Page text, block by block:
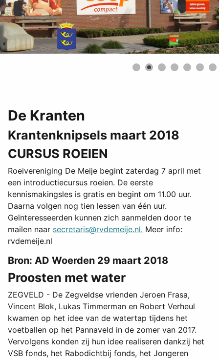
De Kranten
Krantenknipsels maart 2018
CURSUS ROEIEN
Roeivereniging De Meije begint zaterdag 7 april met
een introductiecursus roeien. De eerste
kennismakingsles is gratis en begint om 11.00 uur.
Daarna volgen nog tien lessen van één uur.
Geïnteresseerden kunnen zich aanmelden door te
mailen naar secretaris@rvdemeije.nl. Meer info:
rvdemeije.nl
Bron: AD Woerden 29 maart 2018
Proosten met water
ZEGVELD - De Zegveldse vrienden Jeroen Frasa,
Vincent Blok, Lukas Timmerman en Robert Verheul
kwamen op het idee van de watertap tijdens het
voetballen op het Pannaveld in de zomer van 2017.
Vervolgens konden zij hun idee realiseren dankzij het
VSB fonds, het Rabodichtbij fonds, het Jongeren